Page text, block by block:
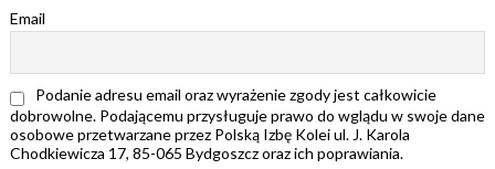
Email
Podanie adresu email oraz wyrażenie zgody jest całkowicie
dobrowolne. Podającemu przysługuje prawo do wglądu w swoje dane
osobowe przetwarzane przez Polską Izbę Kolei ul. J. Karola
Chodkiewicza 17, 85-065 Bydgoszcz oraz ich poprawiania.